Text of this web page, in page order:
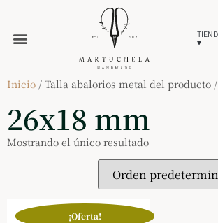
Inicio / Talla abalorios metal del producto
26x18 mm
Mostrando el único resultado
¡Oferta!